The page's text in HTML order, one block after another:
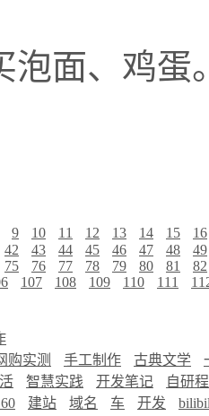
泡面、鸡蛋
9 10 11 12 13 14 15
16
42 43 44 45 46 47 48
49
75 76 77 78 79 80 81
82
107 108 109 110 111
购实测 手工制作 古典文学
智慧实践 开发笔记
自研
建站 域名 车 开发